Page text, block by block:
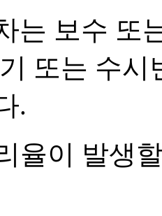
는 보수 또
또는 수시
.
율이 발생